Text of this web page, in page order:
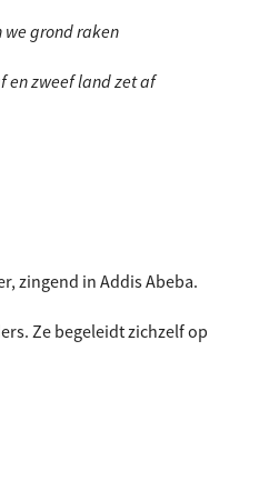
we grond raken
en zweef land zet af
zingend in Addis Abeba.
Ze begeleidt zichzelf op